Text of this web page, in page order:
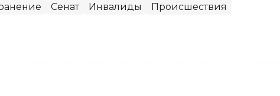
Сенат Инвалиды Происшествия